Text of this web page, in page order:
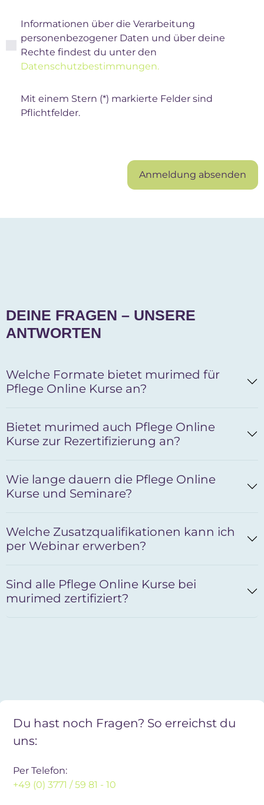
Informationen über die Verarbeitung
personenbezogener Daten und über deine
Rechte findest du unter den
Datenschutzbestimmungen.
Mit einem Stern (*) markierte Felder sind
Pflichtfelder.
Anmeldung absenden
DEINE FRAGEN – UNSERE
ANTWORTEN
Welche Formate bietet murimed für
Pflege Online Kurse an?
Bietet murimed auch Pflege Online
Kurse zur Rezertifizierung an?
Wie lange dauern die Pflege Online
Kurse und Seminare?
Welche Zusatzqualifikationen kann ich
per Webinar erwerben?
Sind alle Pflege Online Kurse bei
murimed zertifiziert?
Du hast noch Fragen? So erreichst du
uns:
Per Telefon:
+49 (0) 3771 / 59 81 - 10